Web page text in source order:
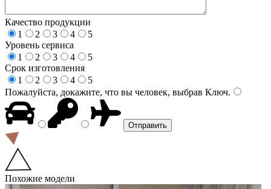
Качество продукции
1
2 3 4
5
Уровень сервиса
1
2 3 4
5
Срок изготовления
1
2 3 4
5
Пожалуйста, докажите, что вы человек, выбрав Ключ.
Похожие модели